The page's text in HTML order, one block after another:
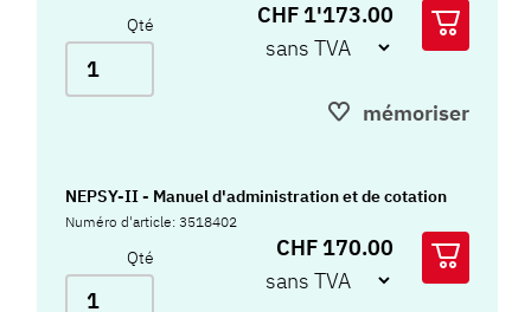
Qté CHF 1'173.00
mémoriser
NEPSY-II - Manuel d'administration et de cotation
Numéro d'article: 3518402
Qté CHF 170.00